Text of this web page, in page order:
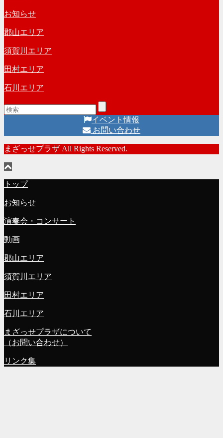
お知らせ
郡山エリア
須賀川エリア
田村エリア
石川エリア
イベント情報
お問い合わせ
まざっせプラザ All Rights Reserved.
トップ
お知らせ
演奏会・コンサート
動画
郡山エリア
須賀川エリア
田村エリア
石川エリア
まざっせプラザについて
（お問い合わせ）
リンク集